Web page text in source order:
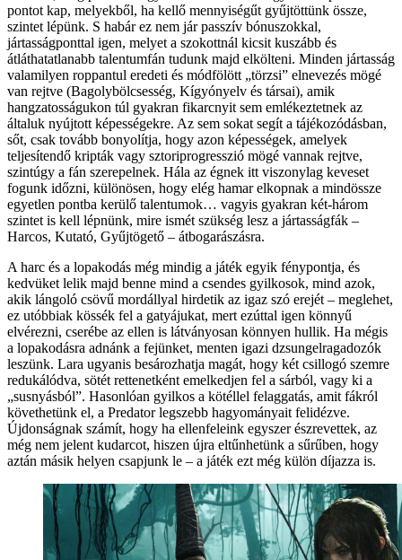
pontot kap, melyekből, ha kellő mennyiségűt gyűjtöttünk össze,
szintet lépünk. S habár ez nem jár passzív bónuszokkal,
jártasságponttal igen, melyet a szokottnál kicsit kuszább és
átláthatatlanabb talentumfán tudunk majd elkölteni. Minden jártasság
valamilyen roppantul eredeti és módfölött „törzsi” elnevezés mögé
van rejtve (Bagolybölcsesség, Kígyónyelv és társai), amik
hangzatosságukon túl gyakran fikarcnyit sem emlékeztetnek az
általuk nyújtott képességekre. Az sem sokat segít a tájékozódásban,
sőt, csak tovább bonyolítja, hogy azon képességek, amelyek
teljesítendő kripták vagy sztoriprogresszió mögé vannak rejtve,
szintúgy a fán szerepelnek. Hála az égnek itt viszonylag keveset
fogunk időzni, különösen, hogy elég hamar elkopnak a mindössze
egyetlen pontba kerülő talentumok… vagyis gyakran két-három
szintet is kell lépnünk, mire ismét szükség lesz a jártasságfák –
Harcos, Kutató, Gyűjtögető – átbogarászásra.
A harc és a lopakodás még mindig a játék egyik fénypontja, és
kedvüket lelik majd benne mind a csendes gyilkosok, mind azok,
akik lángoló csövű mordállyal hirdetik az igaz szó erejét – meglehet,
ez utóbbiak kössék fel a gatyájukat, mert ezúttal igen könnyű
elvérezni, cserébe az ellen is látványosan könnyen hullik. Ha mégis
a lopakodásra adnánk a fejünket, menten igazi dzsungelragadozók
leszünk. Lara ugyanis besározhatja magát, hogy két csillogó szemre
redukálódva, sötét rettenetként emelkedjen fel a sárból, vagy ki a
„susnyásból”. Hasonlóan gyilkos a kötéllel felaggatás, amit fákról
követhetünk el, a Predator legszebb hagyományait felidézve.
Újdonságnak számít, hogy ha ellenfeleink egyszer észrevettek, az
még nem jelent kudarcot, hiszen újra eltűnhetünk a sűrűben, hogy
aztán másik helyen csapjunk le – a játék ezt még külön díjazza is.